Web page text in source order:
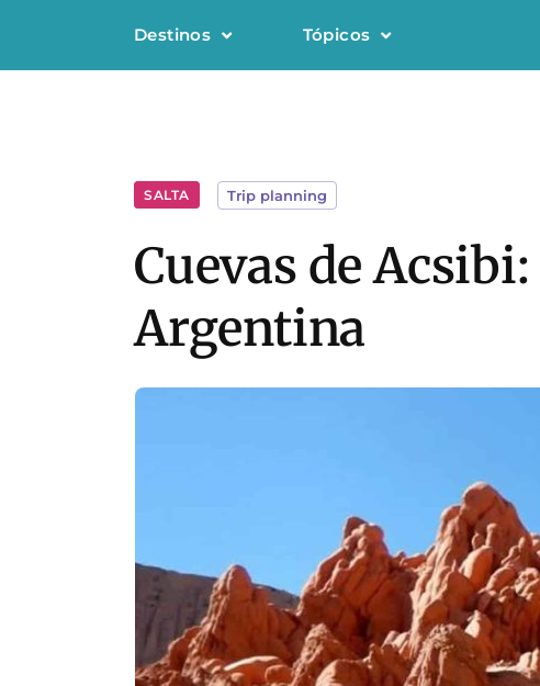
Destinos Tópicos
SALTA Trip planning
Cuevas de
Argentina